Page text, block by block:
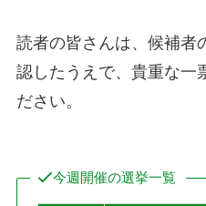
読者の皆さんは、候補者
認したうえで、貴重な一
ださい。
今週開催の選挙一覧